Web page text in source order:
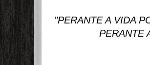
"PERANTE A VIDA
PERANTE